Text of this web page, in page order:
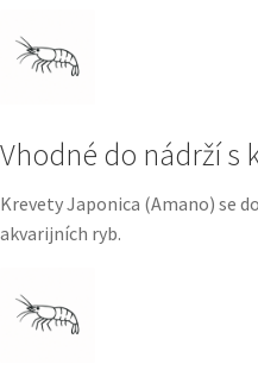
Vhodné do nádrží s
Krevety Japonica (Amano) se
akvarijních ryb.